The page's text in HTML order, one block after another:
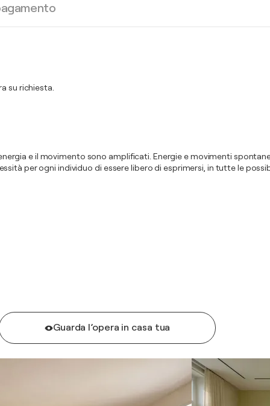
Guarda l’opera in casa tua
su richiesta.
e il movimento sono amplificati. Energie e movimenti
per ogni individuo di essere libero di esprimersi, in tutte le